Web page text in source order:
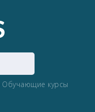
Обучающие курсы